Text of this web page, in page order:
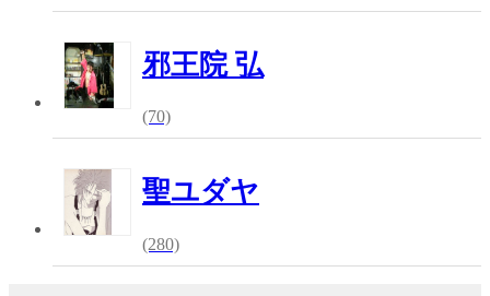
邪王院 弘
(70)
聖ユダヤ
(280)